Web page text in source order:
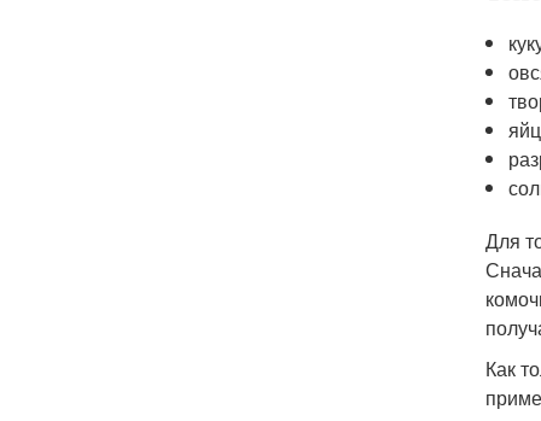
Для
Как